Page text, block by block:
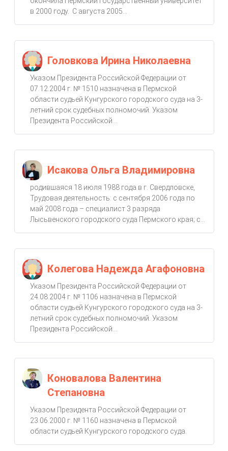
в 2000 году. С августа 2005...
Головкова Ирина Николаевна
Указом Президента Российской Федерации от
07.12.2004 г. № 1510 назначена в Пермской
области судьей Кунгурского городского суда на 3-
летний срок судебных полномочий. Указом
Президента Российской...
Исакова Ольга Владимировна
родившаяся 18 июля 1988 года в г. Свердловске,
Трудовая деятельность: с сентября 2006 года по
май 2008 года – специалист 3 разряда
Лысьвенского городского суда Пермского края; с...
Колегова Надежда Агафоновна
Указом Президента Российской Федерации от
24.08.2004 г. № 1106 назначена в Пермской
области судьей Кунгурского городского суда на 3-
летний срок судебных полномочий. Указом
Президента Российской...
Коновалова Валентина
Степановна
Указом Президента Российской Федерации от
23.06.2000 г. № 1160 назначена в Пермской
области судьей Кунгурского городского суда.